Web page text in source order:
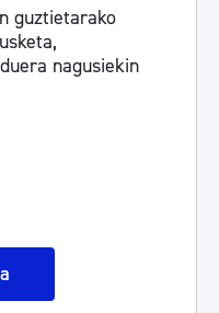
guztietarako
nagusiekin